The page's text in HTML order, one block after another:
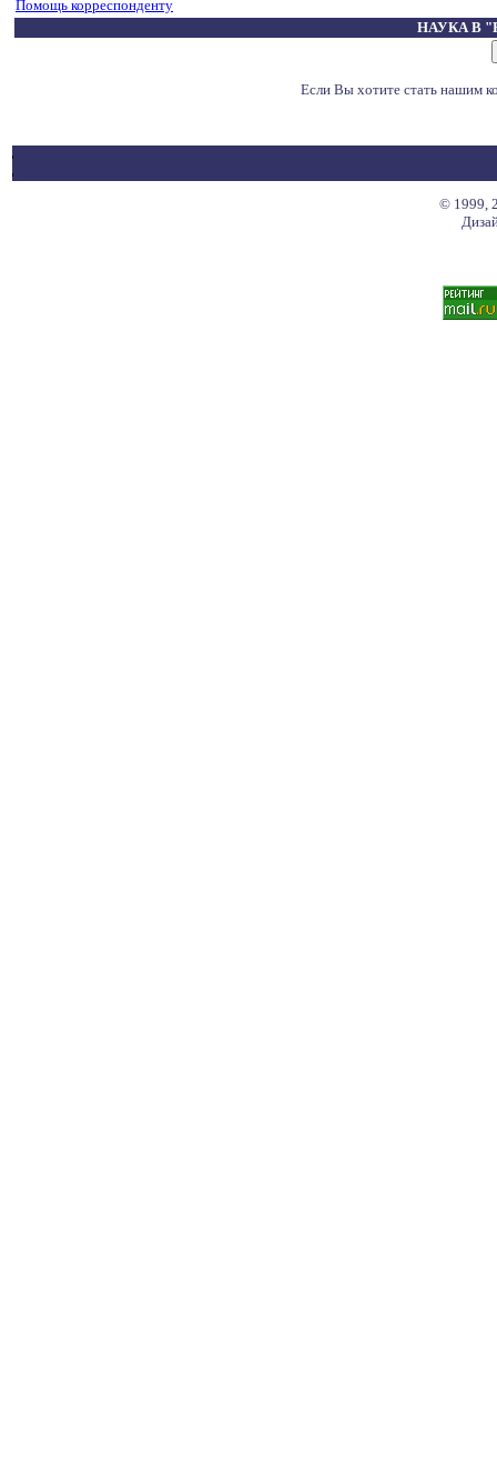
Помощь корреспонденту
НАУКА В
Если Вы хотите стать нашим
© 1999,